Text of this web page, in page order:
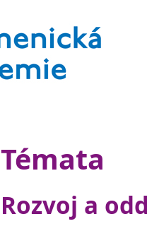
Témata
Rozvoj a